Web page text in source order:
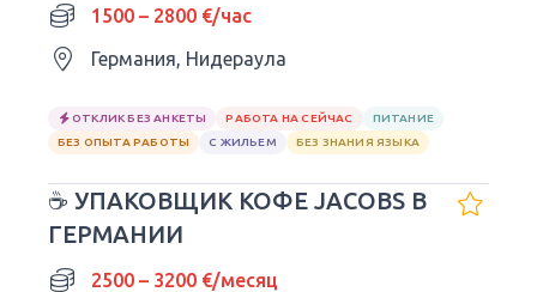
1500 – 2800 €/час
Германия, Нидераула
ОТКЛИК БЕЗ АНКЕТЫ РАБОТА НА СЕЙЧАС
ПИТАНИЕ
БЕЗ ОПЫТА РАБОТЫ
С ЖИЛЬЕМ БЕЗ ЗНАНИЯ ЯЗЫКА
☕ УПАКОВЩИК КОФЕ JACOBS В
ГЕРМАНИИ
2500 – 3200 €/месяц